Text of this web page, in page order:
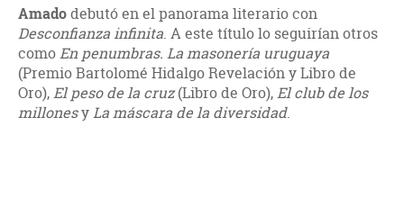
Amadodebutó en el panorama literario con
Desconfianza infinita. A este título lo seguirían otros
comoEn penumbras. La masonería uruguaya
(Premio Bartolomé Hidalgo Revelación y Libro de
Oro),El peso de la cruz(Libro de Oro),El club de los
millonesyLa máscara de la diversidad.